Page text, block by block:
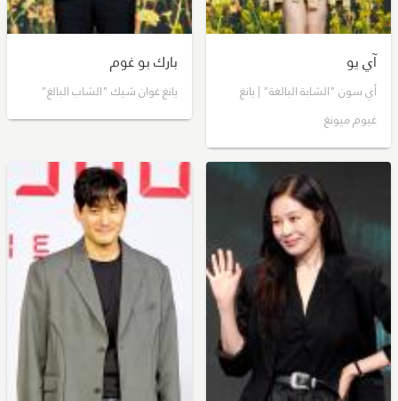
آي يو
أي سون "الشابة البالغة" | يانغ
غيوم ميونغ
بارك بو غوم
يانغ غوان شيك "الشاب البالغ"